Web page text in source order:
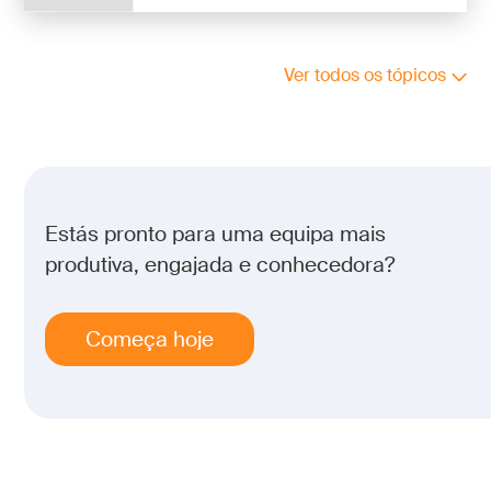
Ver todos os tópicos
Estás pronto para uma equipa mais
produtiva, engajada e conhecedora?
Começa hoje